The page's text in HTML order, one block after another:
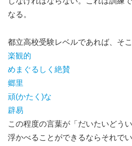
なる。
都立高校受験レベルであれば、そ
楽観的
めまぐるしく絶賛
郷里
頑(かたく)な
辟易
この程度の言葉が「だいたいどう
浮かべることができるならそれでい